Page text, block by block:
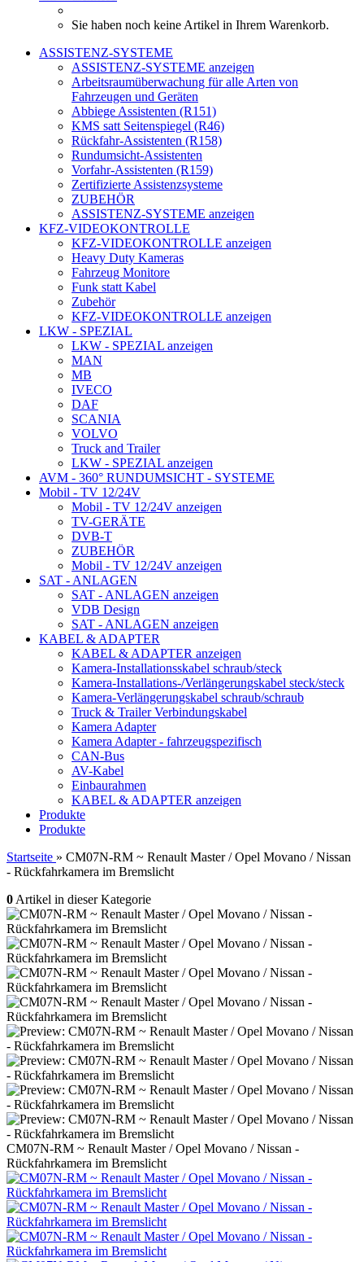
Sie haben noch keine Artikel in Ihrem Warenkorb.
ASSISTENZ-SYSTEME
ASSISTENZ-SYSTEME anzeigen
Arbeitsraumüberwachung für alle Arten von
Fahrzeugen und Geräten
Abbiege Assistenten (R151)
KMS satt Seitenspiegel (R46)
Rückfahr-Assistenten (R158)
Rundumsicht-Assistenten
Vorfahr-Assistenten (R159)
Zertifizierte Assistenzsysteme
ZUBEHÖR
ASSISTENZ-SYSTEME anzeigen
KFZ-VIDEOKONTROLLE
KFZ-VIDEOKONTROLLE anzeigen
Heavy Duty Kameras
Fahrzeug Monitore
Funk statt Kabel
Zubehör
KFZ-VIDEOKONTROLLE anzeigen
LKW - SPEZIAL
LKW - SPEZIAL anzeigen
MAN
MB
IVECO
DAF
SCANIA
VOLVO
Truck and Trailer
LKW - SPEZIAL anzeigen
AVM - 360° RUNDUMSICHT - SYSTEME
Mobil - TV 12/24V
Mobil - TV 12/24V anzeigen
TV-GERÄTE
DVB-T
ZUBEHÖR
Mobil - TV 12/24V anzeigen
SAT - ANLAGEN
SAT - ANLAGEN anzeigen
VDB Design
SAT - ANLAGEN anzeigen
KABEL & ADAPTER
KABEL & ADAPTER anzeigen
Kamera-Installationsskabel schraub/steck
Kamera-Installations-/Verlängerungskabel steck/steck
Kamera-Verlängerungskabel schraub/schraub
Truck & Trailer Verbindungskabel
Kamera Adapter
Kamera Adapter - fahrzeugspezifisch
CAN-Bus
AV-Kabel
Einbaurahmen
KABEL & ADAPTER anzeigen
Produkte
Produkte
Startseite » CM07N-RM ~ Renault Master / Opel Movano / Nissan
- Rückfahrkamera im Bremslicht
0 Artikel in dieser Kategorie
CM07N-RM ~ Renault Master / Opel Movano / Nissan -
Rückfahrkamera im Bremslicht